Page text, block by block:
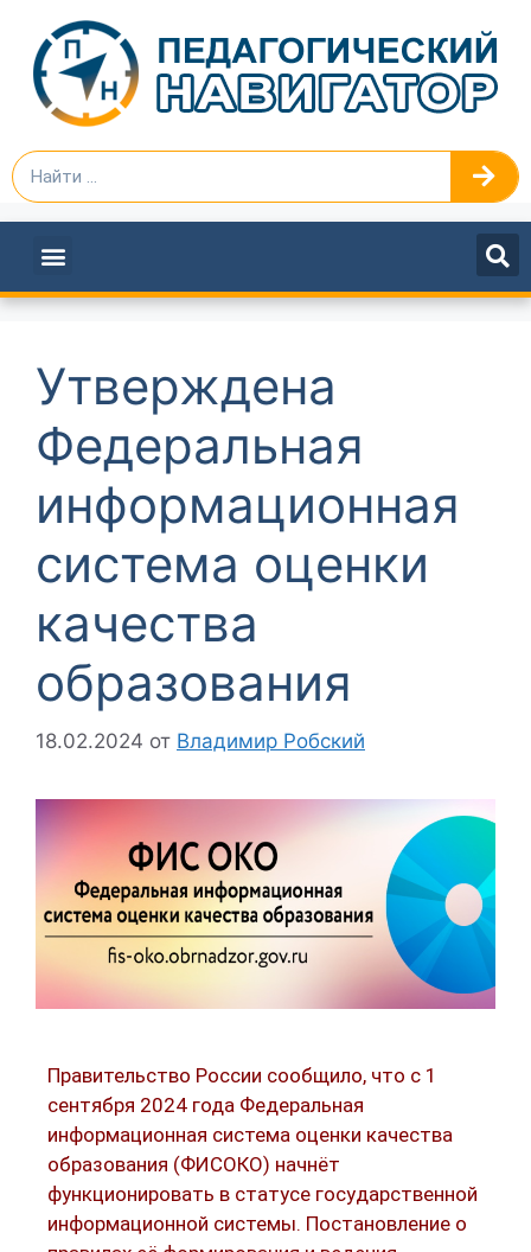
Утверждена
Федеральная
информационная
система оценки
качества
образования
18.02.2024 от Владимир Робский
Правительство России сообщило, что с 1
сентября 2024 года Федеральная
информационная система оценки качества
образования (ФИСОКО) начнёт
функционировать в статусе государственной
информационной системы. Постановление о